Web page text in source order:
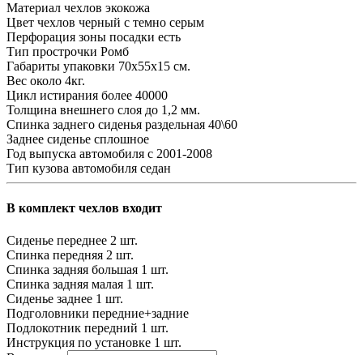
Материал чехлов экокожа
Цвет чехлов черный с темно серым
Перфорация зоны посадки есть
Тип прострочки Ромб
Габариты упаковки 70х55х15 см.
Вес около 4кг.
Цикл истирания более 40000
Толщина внешнего слоя до 1,2 мм.
Спинка заднего сиденья раздельная 40\60
Заднее сиденье сплошное
Год выпуска автомобиля с 2001-2008
Тип кузова автомобиля седан
В комплект чехлов входит
Сиденье переднее 2 шт.
Спинка передняя 2 шт.
Спинка задняя большая 1 шт.
Спинка задняя малая 1 шт.
Сиденье заднее 1 шт.
Подголовники передние+задние
Подлокотник передний 1 шт.
Инструкция по установке 1 шт.